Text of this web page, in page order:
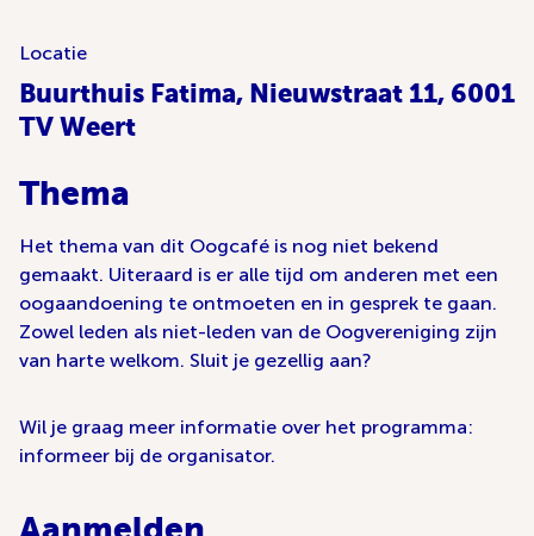
Locatie
Buurthuis Fatima, Nieuwstraat 11, 6001
TV Weert
Thema
Het thema van dit Oogcafé is nog niet bekend
gemaakt. Uiteraard is er alle tijd om anderen met een
oogaandoening te ontmoeten en in gesprek te gaan.
Zowel leden als niet-leden van de Oogvereniging zijn
van harte welkom. Sluit je gezellig aan?
Wil je graag meer informatie over het programma:
informeer bij de organisator.